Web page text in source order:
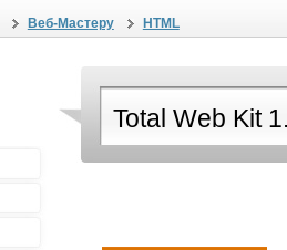
Веб-Мастеру HTML